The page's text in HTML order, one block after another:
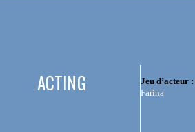
ACTING Jeu d’acteur :
Farina